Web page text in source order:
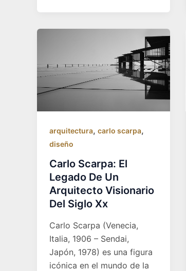
arquitectura, carlo scarpa,
diseño
Carlo Scarpa: El
Legado De Un
Arquitecto Visionario
Del Siglo Xx
Carlo Scarpa (Venecia,
Italia, 1906 – Sendai,
Japón, 1978) es una figura
icónica en el mundo de la